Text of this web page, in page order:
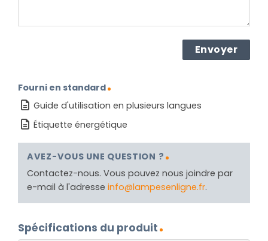
Fourni en standard
Guide d'utilisation en plusieurs langues
Étiquette énergétique
AVEZ-VOUS UNE QUESTION ?
Contactez-nous. Vous pouvez nous joindre par
e-mail à l'adresse info@lampesenligne.fr.
Spécifications du produit